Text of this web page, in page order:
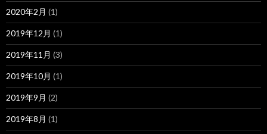
2020年2月 (1)
2019年12月 (1)
2019年11月 (3)
2019年10月 (1)
2019年9月 (2)
2019年8月 (1)